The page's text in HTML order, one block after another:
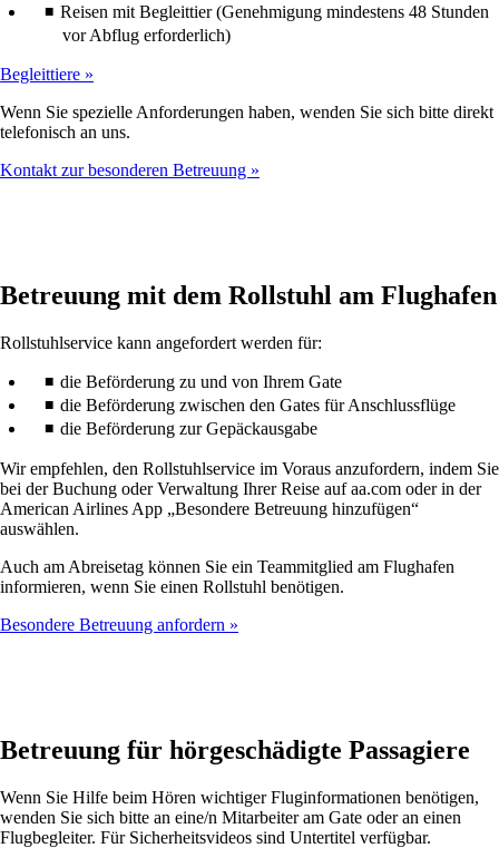
Reisen mit Begleittier (Genehmigung mindestens 48 Stunden
vor Abflug erforderlich)
Begleittiere
Wenn Sie spezielle Anforderungen haben, wenden Sie sich bitte direkt
telefonisch an uns.
Kontakt zur besonderen Betreuung
Betreuung mit dem Rollstuhl am Flughafen
Rollstuhlservice kann angefordert werden für:
die Beförderung zu und von Ihrem Gate
die Beförderung zwischen den Gates für Anschlussflüge
die Beförderung zur Gepäckausgabe
Wir empfehlen, den Rollstuhlservice im Voraus anzufordern, indem Sie
bei der Buchung oder Verwaltung Ihrer Reise auf aa.com oder in der
American Airlines App „Besondere Betreuung hinzufügen“
auswählen.
Auch am Abreisetag können Sie ein Teammitglied am Flughafen
informieren, wenn Sie einen Rollstuhl benötigen.
Besondere Betreuung anfordern
Betreuung für hörgeschädigte Passagiere
Wenn Sie Hilfe beim Hören wichtiger Fluginformationen benötigen,
wenden Sie sich bitte an eine/n Mitarbeiter am Gate oder an einen
Flugbegleiter. Für Sicherheitsvideos sind Untertitel verfügbar.